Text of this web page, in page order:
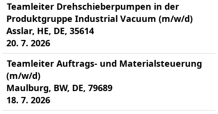
Teamleiter Drehschieberpumpen in der
Produktgruppe Industrial Vacuum (m/w/d)
Asslar, HE, DE, 35614
20. 7. 2026
Teamleiter Auftrags- und Materialsteuerung
(m/w/d)
Maulburg, BW, DE, 79689
18. 7. 2026